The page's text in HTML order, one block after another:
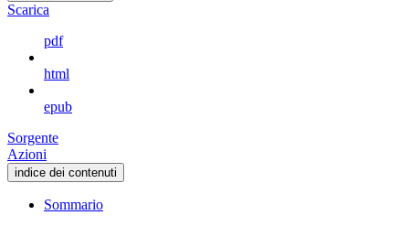
Scarica
pdf
html
epub
Sorgente
Azioni
indice dei contenuti
Sommario